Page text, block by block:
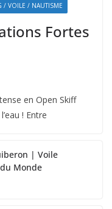
/ VOILE / NAUTISME
Fortes
en Open Skiff
! Entre
| Voile
Monde